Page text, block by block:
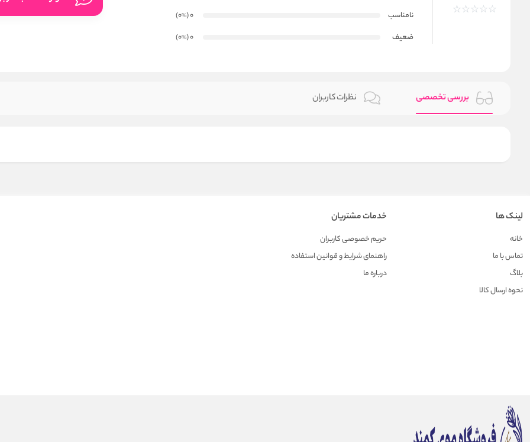
نامناسب
0
(0
%
)
ضعیف
0
(0
%
)
بررسی تخصصی نظرات کاربران
لینک ها
خانه
تماس با ما
بلاگ
نحوه ارسال کالا
خدمات مشتریان
حریم خصوصی کاربران
راهنمای شرایط و قوانین استفاده
درباره ما